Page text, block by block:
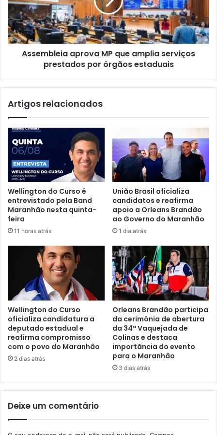
r
a
t
o
o
c
d
o
s
a
ó
s
a
d
o
T
C
E
m
b
l
e
i
v
p
l
i
a
e
s
p
r
e
s
t
o
p
o
Assembleia aprova MP que amplia serviços
prestados por órgãos estaduais
Artigos relacionados
Wellington do Curso é
entrevistado pela Band
Maranhão nesta quinta-
feira
11 horas atrás
União Brasil oficializa
candidatos e reafirma
apoio a Orleans Brandão
ao Governo do Maranhão
1 dia atrás
Wellington do Curso
oficializa candidatura a
deputado estadual e
reafirma compromisso
com o povo do Maranhão
2 dias atrás
Orleans Brandão participa
da cerimônia de abertura
da 34ª Vaquejada de
Colinas e destaca
importância do evento
para o Maranhão
3 dias atrás
Deixe um comentário